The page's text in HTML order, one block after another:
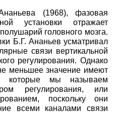
(1968), фазовая
установки отражает
головного мозга.
Б.Г. Ананьев усматривал
связи вертикальной
регулирования. Однако
меньшее значение имеют
которые мы называем
регулирования, или
поскольку они
всеми каналами связи